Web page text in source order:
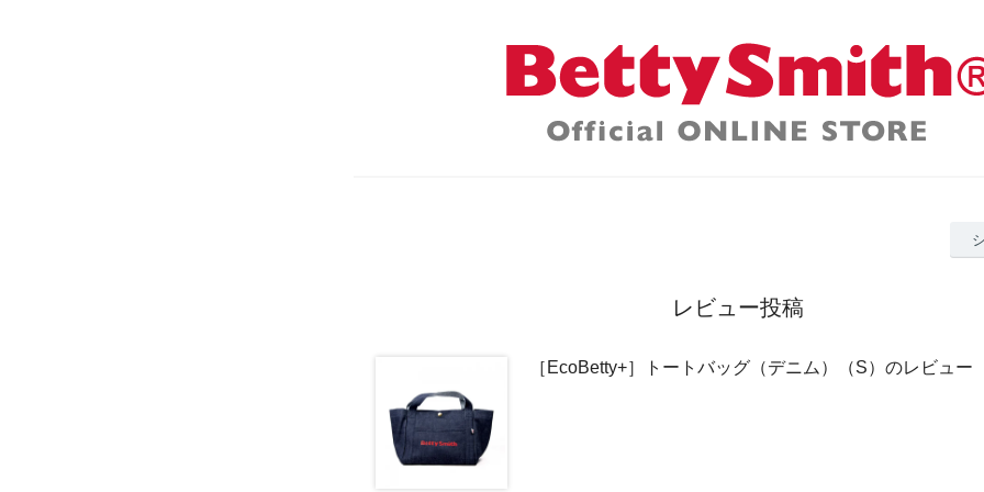
レビュー投稿
［EcoBetty+］トートバッグ（デニム）（S）のレビュー